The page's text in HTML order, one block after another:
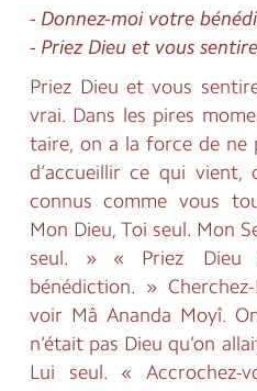
- Donnez-moi votre
- Priez Dieu et vous
Priez Dieu et vous
vrai. Dans les pires
taire, on a la force de ne
d’accueillir ce qui vient,
connus comme vous
Mon Dieu, Toi seul. Mon
seul. » « Priez Dieu
bénédiction. »
voir Mâ Ananda Moyî.
n’était pas Dieu qu’on
Lui seul. « Accrochez-